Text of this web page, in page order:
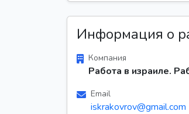
Информация о
Компания
Работа в израиле.
Email
iskrakovrov@gmail.com